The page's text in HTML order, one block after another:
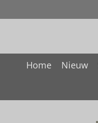
direct
hoofdinhoud
Home Nieuw